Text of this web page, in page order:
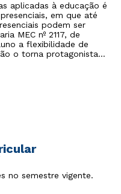
aplicadas à educação é
em que até
podem ser
MEC nº 2117, de
a flexibilidade de
o torna protagonista
conhecimento.
no semestre vigente.